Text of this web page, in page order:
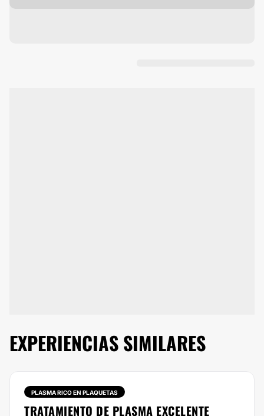
EXPERIENCIAS SIMILARES
PLASMA RICO EN PLAQUETAS
TRATAMIENTO DE PLASMA EXCELENTE